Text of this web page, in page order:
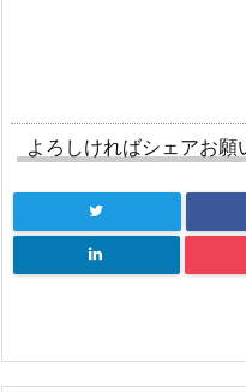
よろしければシェアお願